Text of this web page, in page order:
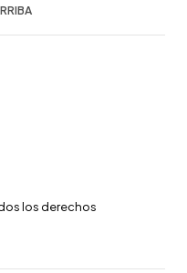
los derechos